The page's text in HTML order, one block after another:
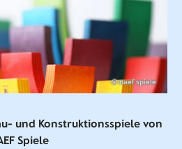
© naef spiele
und Konstruktionsspiele von
Spiele